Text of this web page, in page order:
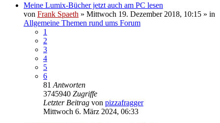
Meine Lumix-Bücher jetzt auch am PC lesen
von Frank Spaeth » Mittwoch 19. Dezember 2018, 10:15 » in
Allgemeine Themen rund ums Forum
1
2
3
4
5
6
81 Antworten
3745940 Zugriffe
Letzter Beitrag von pizzafragger
Mittwoch 6. März 2024, 06:33